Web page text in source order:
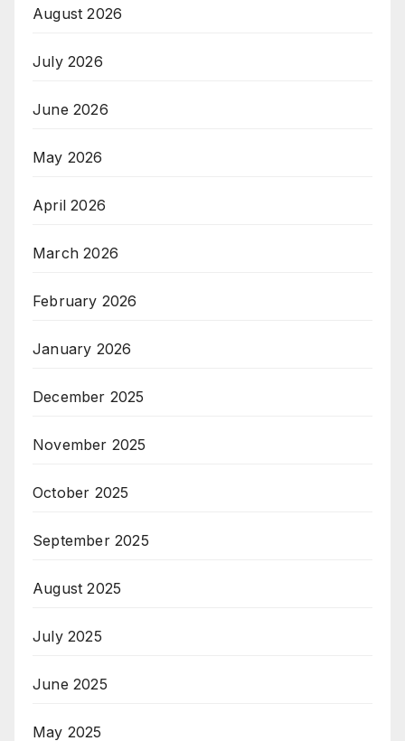
August 2026
July 2026
June 2026
May 2026
April 2026
March 2026
February 2026
January 2026
December 2025
November 2025
October 2025
September 2025
August 2025
July 2025
June 2025
May 2025